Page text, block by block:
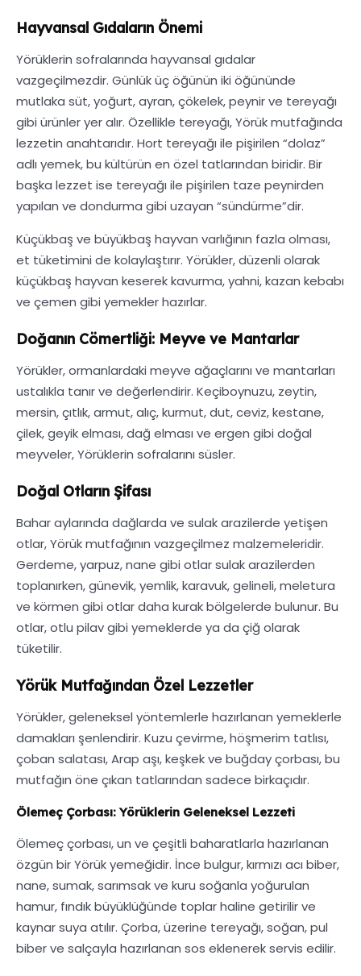
Hayvansal Gıdaların Önemi
Yörüklerin sofralarında hayvansal gıdalar
vazgeçilmezdir. Günlük üç öğünün iki öğününde
mutlaka süt, yoğurt, ayran, çökelek, peynir ve tereyağı
gibi ürünler yer alır. Özellikle tereyağı, Yörük mutfağında
lezzetin anahtarıdır. Hort tereyağı ile pişirilen “dolaz”
adlı yemek, bu kültürün en özel tatlarından biridir. Bir
başka lezzet ise tereyağı ile pişirilen taze peynirden
yapılan ve dondurma gibi uzayan “sündürme”dir.
Küçükbaş ve büyükbaş hayvan varlığının fazla olması,
et tüketimini de kolaylaştırır. Yörükler, düzenli olarak
küçükbaş hayvan keserek kavurma, yahni, kazan kebabı
ve çemen gibi yemekler hazırlar.
Doğanın Cömertliği: Meyve ve Mantarlar
Yörükler, ormanlardaki meyve ağaçlarını ve mantarları
ustalıkla tanır ve değerlendirir. Keçiboynuzu, zeytin,
mersin, çıtlık, armut, alıç, kurmut, dut, ceviz, kestane,
çilek, geyik elması, dağ elması ve ergen gibi doğal
meyveler, Yörüklerin sofralarını süsler.
Doğal Otların Şifası
Bahar aylarında dağlarda ve sulak arazilerde yetişen
otlar, Yörük mutfağının vazgeçilmez malzemeleridir.
Gerdeme, yarpuz, nane gibi otlar sulak arazilerden
toplanırken, günevik, yemlik, karavuk, gelineli, meletura
ve körmen gibi otlar daha kurak bölgelerde bulunur. Bu
otlar, otlu pilav gibi yemeklerde ya da çiğ olarak
tüketilir.
Yörük Mutfağından Özel Lezzetler
Yörükler, geleneksel yöntemlerle hazırlanan yemeklerle
damakları şenlendirir. Kuzu çevirme, höşmerim tatlısı,
çoban salatası, Arap aşı, keşkek ve buğday çorbası, bu
mutfağın öne çıkan tatlarından sadece birkaçıdır.
Ölemeç Çorbası: Yörüklerin Geleneksel Lezzeti
Ölemeç çorbası, un ve çeşitli baharatlarla hazırlanan
özgün bir Yörük yemeğidir. İnce bulgur, kırmızı acı biber,
nane, sumak, sarımsak ve kuru soğanla yoğurulan
hamur, fındık büyüklüğünde toplar haline getirilir ve
kaynar suya atılır. Çorba, üzerine tereyağı, soğan, pul
biber ve salçayla hazırlanan sos eklenerek servis edilir.